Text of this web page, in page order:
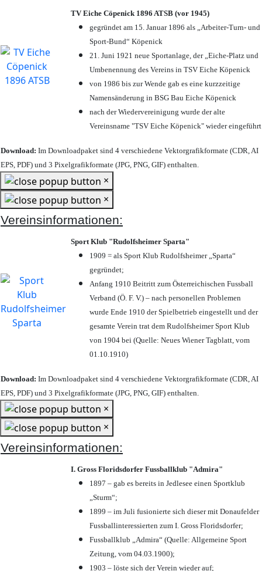
TV Eiche Cöpenick 1896 ATSB (vor 1945)
gegründet am 15. Januar 1896 als „Arbeiter-Turn- und
Sport-Bund“ Köpenick
21. Juni 1921 neue Sportanlage, der „Eiche-Platz und
Umbenennung des Vereins in TSV Eiche Köpenick
von 1986 bis zur Wende gab es eine kurzzeitige
Namensänderung in BSG Bau Eiche Köpenick
nach der Wiedervereinigung wurde der alte
Vereinsname "TSV Eiche Köpenick" wieder eingeführt
Download: Im Downloadpaket sind 4 verschiedene Vektorgrafikformate (CDR, AI
EPS, PDF) und 3 Pixelgrafikformate (JPG, PNG, GIF) enthalten.
×
×
Vereinsinformationen:
Sport Klub "Rudolfsheimer Sparta"
1909 = als Sport Klub Rudolfsheimer „Sparta“
gegründet;
Anfang 1910 Beitritt zum Österreichischen Fussball
Verband (Ö. F. V.) – nach personellen Problemen
wurde Ende 1910 der Spielbetrieb eingestellt und der
gesamte Verein trat dem Rudolfsheimer Sport Klub
von 1904 bei (Quelle: Neues Wiener Tagblatt, vom
01.10.1910)
Download: Im Downloadpaket sind 4 verschiedene Vektorgrafikformate (CDR, AI
EPS, PDF) und 3 Pixelgrafikformate (JPG, PNG, GIF) enthalten.
×
×
Vereinsinformationen:
I. Gross Floridsdorfer Fussballklub "Admira"
1897 – gab es bereits in Jedlesee einen Sportklub
„Sturm“;
1899 – im Juli fusionierte sich dieser mit Donaufelder
Fussballinteressierten zum I. Gross Floridsdorfer;
Fussballklub „Admira“ (Quelle: Allgemeine Sport
Zeitung, vom 04.03.1900);
1903 – löste sich der Verein wieder auf;